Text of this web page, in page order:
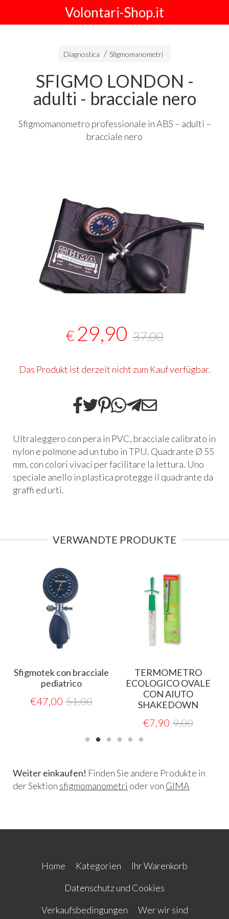
Volontari-Shop.it
Diagnostica Sfigmomanometri
SFIGMO LONDON -
adulti - bracciale nero
Sfigmomanometro professionale inABS – adulti –
bracciale nero
€ 29,90 37,00
Das Produkt ist derzeit nicht zum Kauf verfügbar.
Ultraleggero con pera in PVC, bracciale calibrato in
nylon e polmone ad un tubo in TPU. Quadrante Ø 55
mm, con colori vivaci per facilitare la lettura. Uno
speciale anello in plastica protegge il quadrante da
graffi ed urti.
VERWANDTE PRODUKTE
Sfigmotek con bracciale
pediatrico
€47,00 51,00
TERMOMETRO
ECOLOGICO OVALE
CON AIUTO
SHAKEDOWN
€7,90 9,00
Weiter einkaufen! Finden Sie andere Produkte in
der Sektion sfigmomanometri oder von GIMA
Home Kategorien
Ihr Warenkorb
Datenschutz und Cookies
Verkaufsbedingungen
Wer wir sind